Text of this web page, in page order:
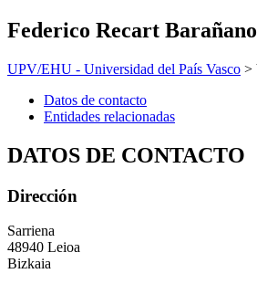
Federico Recart Barañano
UPV/EHU - Universidad del País Vasco >
Datos de contacto
Entidades relacionadas
DATOS DE CONTACTO
Dirección
Sarriena
48940 Leioa
Bizkaia